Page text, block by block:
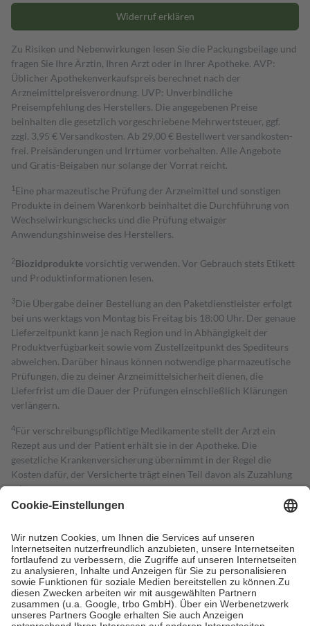
Widerruf erklären
Zu Risiken und Nebenwirkungen lesen Sie die Packungsbeilage und
fragen Sie Ihre Ärztin, Ihren Arzt oder in Ihrer Apotheke. AVP:
Üblicher Apothekenverkaufspreis berechnet nach der
Arzneimittelpreisverordnung. UVP: Unverbindliche
Preisempfehlung des Herstellers. Die angegebenen Preise
beinhalten die gesetzlich vorgeschriebene Mehrwertsteuer, ggf.
zzgl. 3,95 € Versandkosten. Ab 29,00 € Bestell­wert versand­kosten­
frei. Preisänderungen und Irrtümer vorbehalten. Alle Angebote
und Gratis-Beigaben nur solange der Vorrat reicht.
1 Eine pharmazeutische Prüfung der Arzneimittel und sonstigen
Produkte in deinem Warenkorb beinhaltet die Durchführung von
Wechselwirkungschecks und die Prüfung etwaiger
Anwendungshinweise des Herstellers.
2Biozidproduktevorsichtig verwenden. Vor Gebrauch stets Etikett
und Produktinformationen lesen.
3Die Übergabe deiner Bestellung an den Paketdienstleister erfolgt
bei uns werktags von Montag bis Freitag bis 18:00 Uhr. Der genaue
Lieferzeitpunkt kann je nach Region und in Abhängigkeit der
Produktverfügbarkeit sowie vom Zustellzeitpunkt des Spediteurs
abweichen. Darüber hinaus können notwendige pharmazeutische
Prüfungen, die zu deiner Arzneimittelsicherheit dienen, die
Lieferfrist um die Dauer der Prüfungen einschließlich Klärungen
verlängern.
4Für verschreibungspflichtige Medikamente stellt der Arzt ein
Rezept aus und der Patient erhält sie in der Apotheke. Die
gesetzliche Krankenversicherung übernimmt in der Regel die
Kosten dafür, der Versicherte trägt einen Teil davon als Zuzahlung
mit.
Grundsätzlich leisten Mitglieder Zuzahlungen in Höhe von zehn
höchstens zehn Euro.
Es sind jedoch nie mehr als die tatsächlichen
Kosten der Leistung zu entrichten.
Diese Regeln gelten grundsätzlich auch für Online-Apotheken.
Bei Heilmitteln und häuslicher Krankenpflege beträgt die
Zuzahlung zehn Prozent der Kosten sowie zehn Euro je
Verordnung.
Um das Engagement der Versicherten für ihre eigene Gesundheit zu